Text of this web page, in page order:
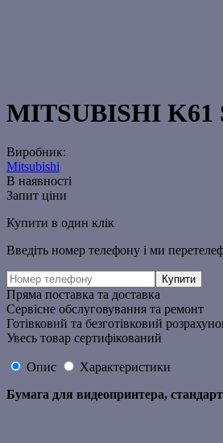
MITSUBISHI K61
Виробник:
Mitsubishi
В наявності
Запит ціни
Купити в один клік
Введіть номер телефону і ми
Пряма поставка та доставка
Сервісне обслуговування та ремонт
Готівковий та безготівковий
Увесь товар сертифікований
Опис
Характеристики
Бумага для видеопринтера,